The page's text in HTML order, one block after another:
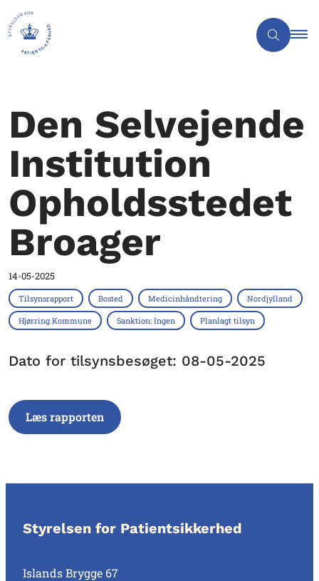
Den Selvejende
Institution
Opholdsstedet
Broager
14-05-2025
Tilsynsrapport Bosted Medicinhåndtering Nordjylland
Hjørring Kommune Sanktion: Ingen Planlagt tilsyn
Dato for tilsynsbesøget: 08-05-2025
Læs rapporten
Styrelsen for Patientsikkerhed
Islands Brygge 67